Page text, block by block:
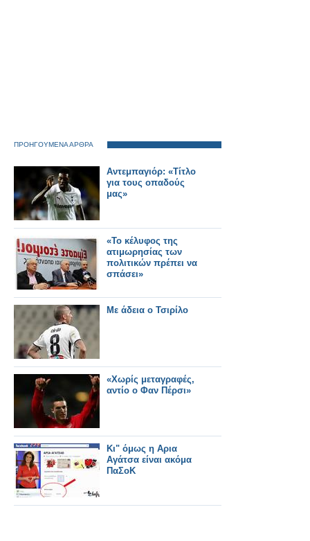
ΠΡΟΗΓΟΥΜΕΝΑ ΑΡΘΡΑ
Αντεμπαγιόρ: «Τίτλο
για τους οπαδούς
μας»
«Το κέλυφος της
ατιμωρησίας των
πολιτικών πρέπει να
σπάσει»
Με άδεια ο Τσιρίλο
«Χωρίς μεταγραφές,
αντίο ο Φαν Πέρσι»
Κι" όμως η Αρια
Αγάτσα είναι ακόμα
ΠαΣοΚ